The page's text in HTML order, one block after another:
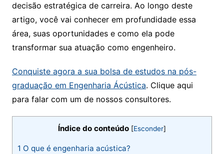
decisão estratégica de carreira. Ao longo deste
artigo, você vai conhecer em profundidade essa
área, suas oportunidades e como ela pode
transformar sua atuação como engenheiro.
Conquiste agora a sua bolsa de estudos na pós-
graduação em Engenharia Ácústica. Clique aqui
para falar com um de nossos consultores.
Índice do conteúdo [Esconder]
1 O que é engenharia acústica?